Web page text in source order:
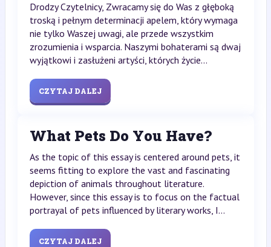
Drodzy Czytelnicy, Zwracamy się do Was z głęboką
troską i pełnym determinacji apelem, który wymaga
nie tylko Waszej uwagi, ale przede wszystkim
zrozumienia i wsparcia. Naszymi bohaterami są dwaj
wyjątkowi i zasłużeni artyści, których życie...
CZYTAJ DALEJ
What Pets Do You Have?
As the topic of this essay is centered around pets, it
seems fitting to explore the vast and fascinating
depiction of animals throughout literature.
However, since this essay is to focus on the factual
portrayal of pets influenced by literary works, I...
CZYTAJ DALEJ